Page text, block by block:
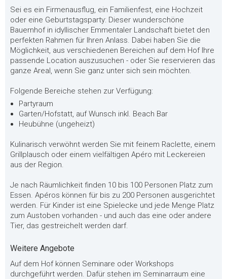
Sei es ein Firmenausflug, ein Familienfest, eine Hochzeit
oder eine Geburtstagsparty: Dieser wunderschöne
Bauernhof in idyllischer Emmentaler Landschaft bietet den
perfekten Rahmen für Ihren Anlass. Dabei haben Sie die
Möglichkeit, aus verschiedenen Bereichen auf dem Hof Ihre
passende Location auszusuchen - oder Sie reservieren das
ganze Areal, wenn Sie ganz unter sich sein möchten.
Folgende Bereiche stehen zur Verfügung:
Partyraum
Garten/Hofstatt, auf Wunsch inkl. Beach Bar
Heubühne (ungeheizt)
Kulinarisch verwöhnt werden Sie mit feinem Raclette, einem
Grillplausch oder einem vielfältigen Apéro mit Leckereien
aus der Region.
Je nach Räumlichkeit finden 10 bis 100 Personen Platz zum
Essen. Apéros können für bis zu 200 Personen ausgerichtet
werden. Für Kinder ist eine Spielecke und jede Menge Platz
zum Austoben vorhanden - und auch das eine oder andere
Tier, das gestreichelt werden darf.
Weitere Angebote
Auf dem Hof können Seminare oder Workshops
durchgeführt werden. Dafür stehen im Seminarraum eine